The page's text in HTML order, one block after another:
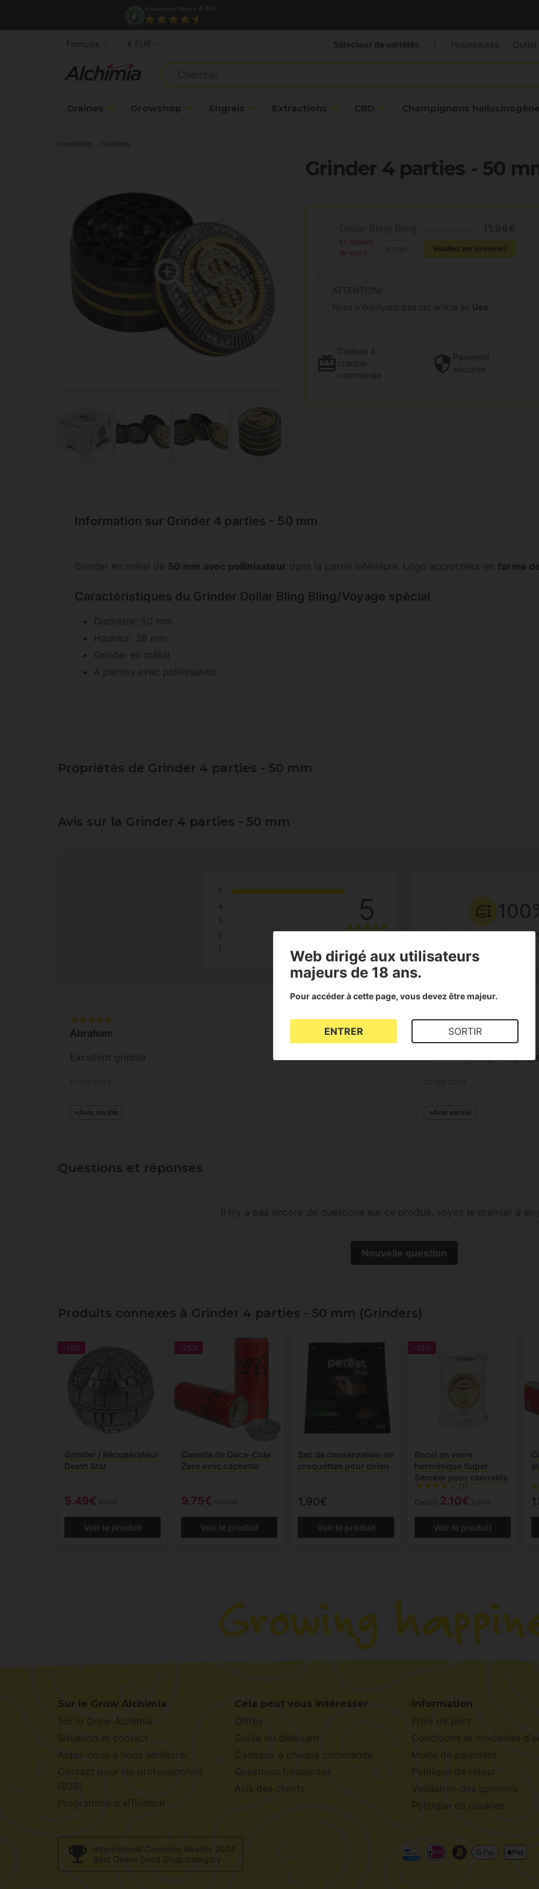
Graines Growshop Engrais Extractions CBD Champignons
Sélecteur de variétés Nouveautés Outlet
Français € EUR
Headshop Grinders
Grinder 4 parties - 50
En rupture
de stock
Veuillez me prévenir!
ATTENTION!
Nous n'envoyons pas cet article au Usa
Cadeau à
chaque
commande
Paiement
sécurisé
Information sur Grinder 4 parties - 50 mm
Grinder en métal de 50 mm avec pollinisateur dans la partie inférieure. Logo accrocheur en forme
Caractéristiques du Grinder Dollar Bling Bling/Voyage spécial
Diamètre: 50 mm
Hauteur: 38 mm
Grinder en métal
4 parties avec pollinisateur
Propriétés de Grinder 4 parties - 50 mm
Avis sur la Grinder 4 parties - 50 mm
5
4
3
2
1
5
des clients le
Abraham
Excellent grinder
Avis vérifié
Charlie
Très bien,bon petit
Avis vérifié
Questions et réponses
Il n’y a pas encore de questions sur ce produit, soyez le premier à en
Nouvelle question
Produits connexes à Grinder 4 parties - 50 mm (Grinders)
-10%
Grinder / Récupérateur
Death Star
5.49€
Voir le produit
-25%
Canette de Coca-Cola
Zero avec cachette
9.75€
Voir le produit
Sac de conservation de
croquettes pour chien
1.90€
Voir le produit
-25%
Bocal en verre
hermétique Super
Smoker pour cannabis
(1)
Depuis 2.10€
Voir le produit
Sur le Grow Alchimia
Sur le Grow Alchimia
Situation et contact
Aidez-nous à nous améliorer
Contact pour les professionnels
(B2B)
Programme d'affiliation
Cela peut vous intéresser
Offres
Guide du débutant
Cadeaux à chaque commande
Questions fréquentes
Avis des clients
Information
Frais de port
Conditions et modalités
Mode de paiement
Politique de retour
Validation des opinions
Politique de cookies
International Cannabis Awards 2024
Best Online Seed Shop category
Web dirigé aux utilisateurs
majeurs de 18 ans.
Pour accéder à cette page, vous devez être majeur.
ENTRER SORTIR